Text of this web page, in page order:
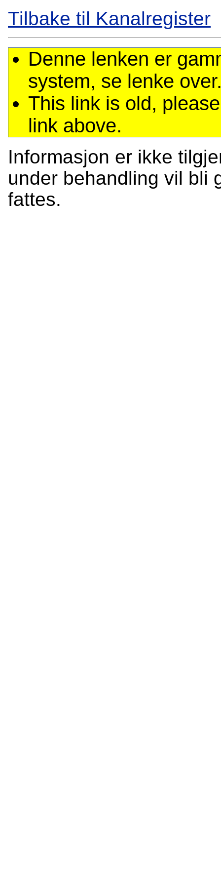
Tilbake til Kanalregister
Denne lenken er
system, se lenke
This link is old,
link above.
Informasjon er ikke
under behandling vil bli
fattes.